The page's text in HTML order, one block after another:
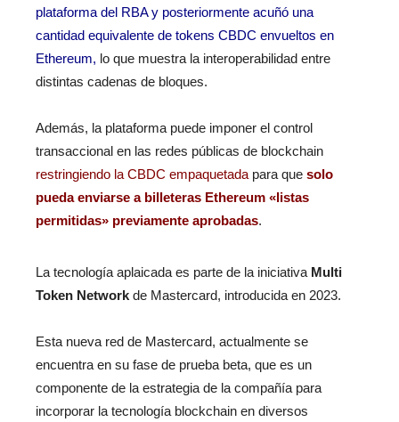
plataforma del RBA y posteriormente acuñó una
cantidad equivalente de tokens CBDC envueltos en
Ethereum, lo que muestra la interoperabilidad entre
distintas cadenas de bloques.
Además, la plataforma puede imponer el control
transaccional en las redes públicas de blockchain
restringiendo la CBDC empaquetada para que solo
pueda enviarse a billeteras Ethereum «listas
permitidas» previamente aprobadas.
La tecnología aplaicada es parte de la iniciativa Multi
Token Network de Mastercard, introducida en 2023.
Esta nueva red de Mastercard, actualmente se
encuentra en su fase de prueba beta, que es un
componente de la estrategia de la compañía para
incorporar la tecnología blockchain en diversos